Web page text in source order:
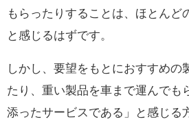
もらったりすることは、ほとんど
と感じるはずです。
しかし、要望をもとにおすすめの
たり、重い製品を車まで運んでも
添ったサービスである」と感じる